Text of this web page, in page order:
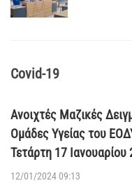
Covid-19
Ανοιχτές Μαζικές
Ομάδες Υγείας του
Τετάρτη 17 Ιανουαρίου
12/01/2024 09:13